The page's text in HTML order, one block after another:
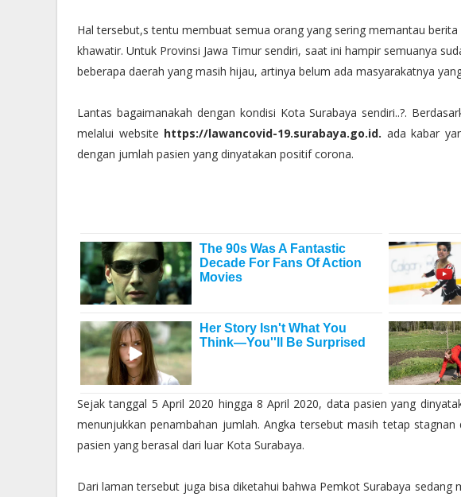
Hal tersebut,s tentu membuat semua orang yang sering memantau
khawatir. Untuk Provinsi Jawa Timur sendiri, saat ini hampir semuanya
beberapa daerah yang masih hijau, artinya belum ada masyarakatnya
Lantas bagaimanakah dengan kondisi Kota Surabaya sendiri..?.
melalui website https://lawancovid-19.surabaya.go.id. ada kabar
dengan jumlah pasien yang dinyatakan positif corona.
Sejak tanggal 5 April 2020 hingga 8 April 2020, data pasien yang
menunjukkan penambahan jumlah. Angka tersebut masih tetap
pasien yang berasal dari luar Kota Surabaya.
Dari laman tersebut juga bisa diketahui bahwa Pemkot Surabaya sedang